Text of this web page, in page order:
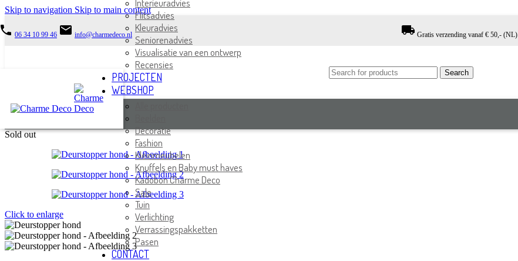
Skip to navigation Skip to main content
06 34 10 99 46 email info@charmedeco.nl local_shipping Gratis verzending vanaf € 50,- (NL)
Search
Interieuradvies
Flitsadvies
Kleuradvies
Seniorenadvies
Visualisatie van een ontwerp
Recensies
PROJECTEN
WEBSHOP
Decoratie
Fashion
Kleinmeubelen
Knuffels en Baby must haves
Kadobon Charme Deco
Sale
Tuin
Verlichting
Verrassingspakketten
Pasen
CONTACT
Sold out
Click to enlarge